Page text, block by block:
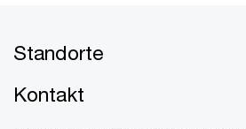
Standorte
Kontakt